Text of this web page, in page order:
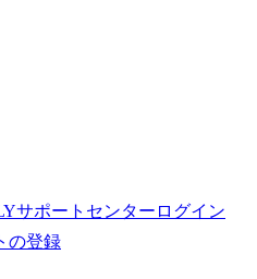
サポートセンター ログイン
の登録